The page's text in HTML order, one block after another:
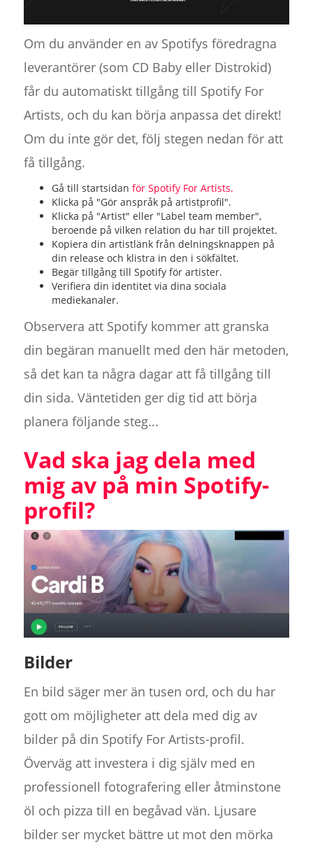
Om du använder en av Spotifys föredragna
leverantörer (som CD Baby eller Distrokid)
får du automatiskt tillgång till Spotify For
Artists, och du kan börja anpassa det direkt!
Om du inte gör det, följ stegen nedan för att
få tillgång.
Gå till startsidan för Spotify For Artists.
Klicka på "Gör anspråk på artistprofil".
Klicka på "Artist" eller "Label team member",
beroende på vilken relation du har till projektet.
Kopiera din artistlänk från delningsknappen på
din release och klistra in den i sökfältet.
Begär tillgång till Spotify för artister.
Verifiera din identitet via dina sociala
mediekanaler.
Observera att Spotify kommer att granska
din begäran manuellt med den här metoden,
så det kan ta några dagar att få tillgång till
din sida. Väntetiden ger dig tid att börja
planera följande steg...
Vad ska jag dela med
mig av på min Spotify-
profil?
Bilder
En bild säger mer än tusen ord, och du har
gott om möjligheter att dela med dig av
bilder på din Spotify For Artists-profil.
Överväg att investera i dig själv med en
professionell fotografering eller åtminstone
öl och pizza till en begåvad vän. Ljusare
bilder ser mycket bättre ut mot den mörka